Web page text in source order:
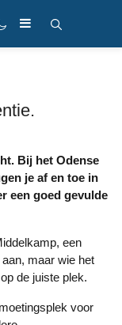
je af en toe in
een goed gevulde
maar wie het
de juiste plek.